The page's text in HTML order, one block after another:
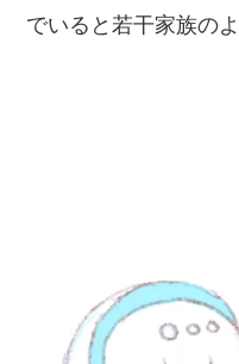
でいると若干家族の